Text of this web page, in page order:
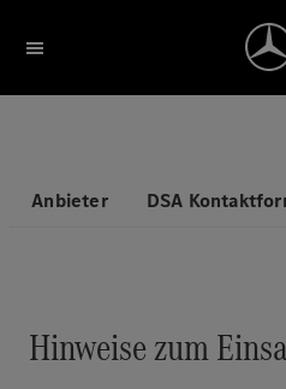
Bezeichnung /
Anbieter DSA
Hinweise zum